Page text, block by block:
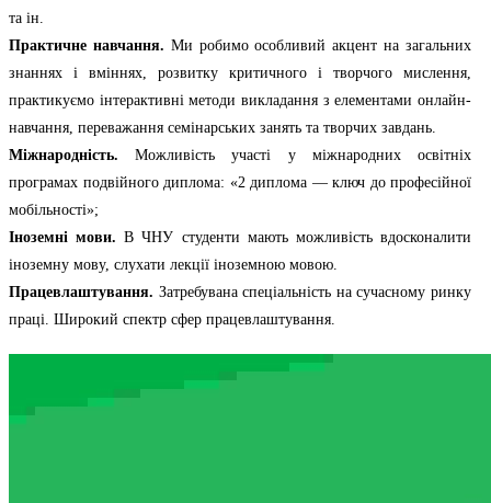
та ін.
Практичне навчання. Ми робимо особливий акцент на загальних
знаннях і вміннях, розвитку критичного і творчого мислення,
практикуємо інтерактивні методи викладання з елементами онлайн-
навчання, переважання семінарських занять та творчих завдань.
Міжнародність. Можливість участі у міжнародних освітніх
програмах подвійного диплома: «2 диплома — ключ до професійної
мобільності»;
Іноземні мови. В ЧНУ студенти мають можливість вдосконалити
іноземну мову, слухати лекції іноземною мовою.
Працевлаштування. Затребувана спеціальність на сучасному ринку
праці. Широкий спектр сфер працевлаштування.